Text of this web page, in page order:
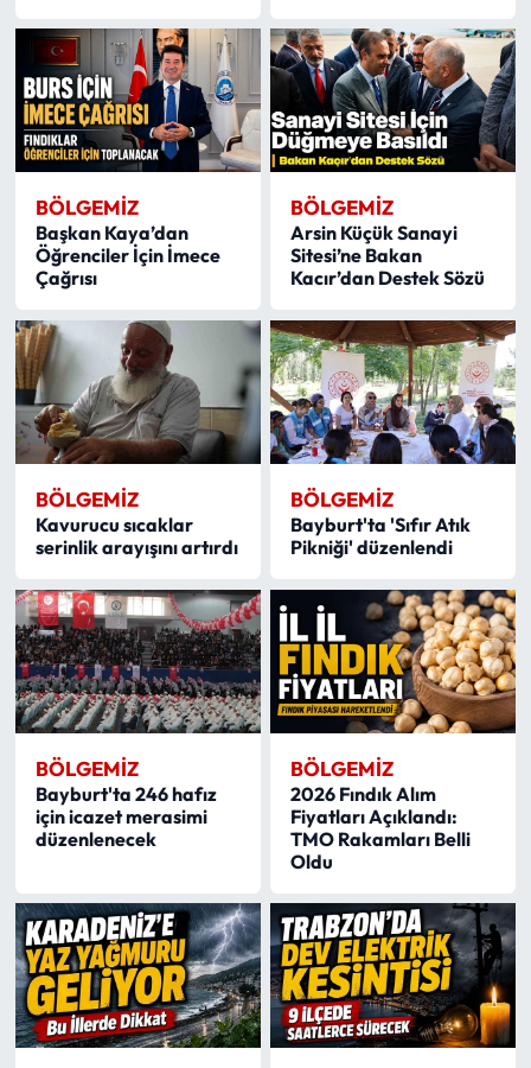
BÖLGEMIZ
Başkan Kaya’dan
Öğrenciler İçin İmece
Çağrısı
BÖLGEMIZ
Arsin Küçük Sanayi
Sitesi’ne Bakan
Kacır’dan Destek Sözü
BÖLGEMIZ
Kavurucu sıcaklar
serinlik arayışını artırdı
BÖLGEMIZ
Bayburt'ta 'Sıfır Atık
Pikniği' düzenlendi
BÖLGEMIZ
Bayburt'ta 246 hafız
için icazet merasimi
düzenlenecek
BÖLGEMIZ
2026 Fındık Alım
Fiyatları Açıklandı:
TMO Rakamları Belli
Oldu